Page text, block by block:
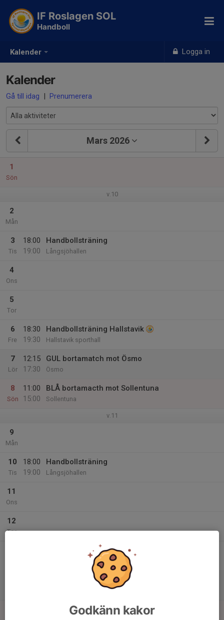
Kalender Logga in
IF Roslagen SOL
Handboll
Kalender
Gå till idag | Prenumerera
Mars 2026
1
Sön
v.10
2
Mån
3
Tis
18:00
19:00
Handbollsträning
Långsjöhallen
4
Ons
5
Tor
6
Fre
18:30
19:30
Handbollsträning Hallstavik
Hallstavik sporthall
7
Lör
12:15
17:30
GUL bortamatch mot Ösmo
Ösmo
8
Sön
11:00
15:00
BLÅ bortamacth mot Sollentuna
Sollentuna
v.11
9
Mån
10
Tis
18:00
19:00
Handbollsträning
Långsjöhallen
11
Ons
12
Tor
Handbollsträning Hallstavik
Hallstavik sporthall
Godkänn kakor